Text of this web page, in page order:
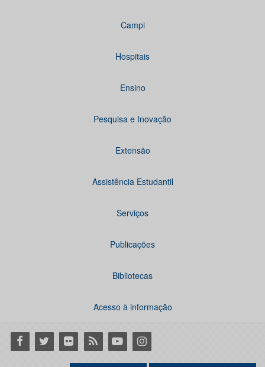
Campi
Hospitais
Ensino
Pesquisa e Inovação
Extensão
Assistência Estudantil
Serviços
Publicações
Bibliotecas
Acesso à informação
Facebook
Twitter Flickr RSS YoutubeInstagram